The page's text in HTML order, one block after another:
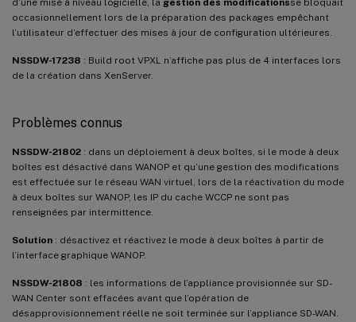
occasionnellement lors de la préparation des packages empêchant
l’utilisateur d’effectuer des mises à jour de configuration ultérieures.
NSSDW-17238 : Build root VPXL n’affiche pas plus de 4 interfaces lors
de la création dans XenServer.
Problèmes connus
NSSDW-21802 : dans un déploiement à deux boîtes, si le mode à deux
boîtes est désactivé dans WANOP et qu’une gestion des modifications
est effectuée sur le réseau WAN virtuel, lors de la réactivation du mode
à deux boîtes sur WANOP, les IP du cache WCCP ne sont pas
renseignées par intermittence.
Solution : désactivez et réactivez le mode à deux boîtes à partir de
l’interface graphique WANOP.
NSSDW-21808 : les informations de l’appliance provisionnée sur SD-
WAN Center sont effacées avant que l’opération de
désapprovisionnement réelle ne soit terminée sur l’appliance SD-WAN.